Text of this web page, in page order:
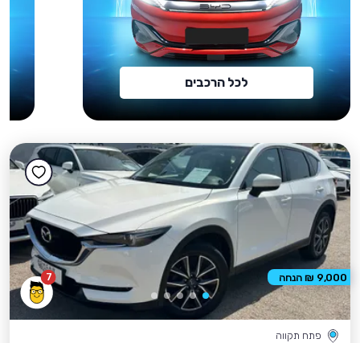
לכל הרכבים
7
פתח תקווה
9,000 ₪ הנחה